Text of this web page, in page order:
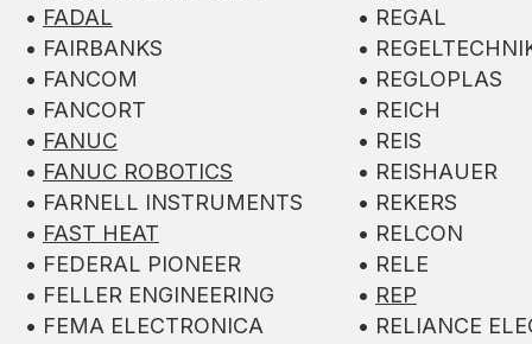
• FADAL
• FAIRBANKS
• FANCOM
• FANCORT
• FANUC
• FANUC ROBOTICS
• FARNELL INSTRUMENTS
• FAST HEAT
• FEDERAL PIONEER
• FELLER ENGINEERING
• FEMA ELECTRONICA
• REGAL
•
• REGLOPLAS
• REICH
• REIS
• REISHAUER
• REKERS
• RELCON
• RELE
• REP
• RELIANCE